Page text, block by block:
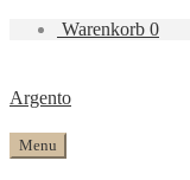
Warenkorb 0
Argento
Menu